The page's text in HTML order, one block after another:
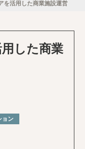
を活用した商業施設運営
した商業
ョン